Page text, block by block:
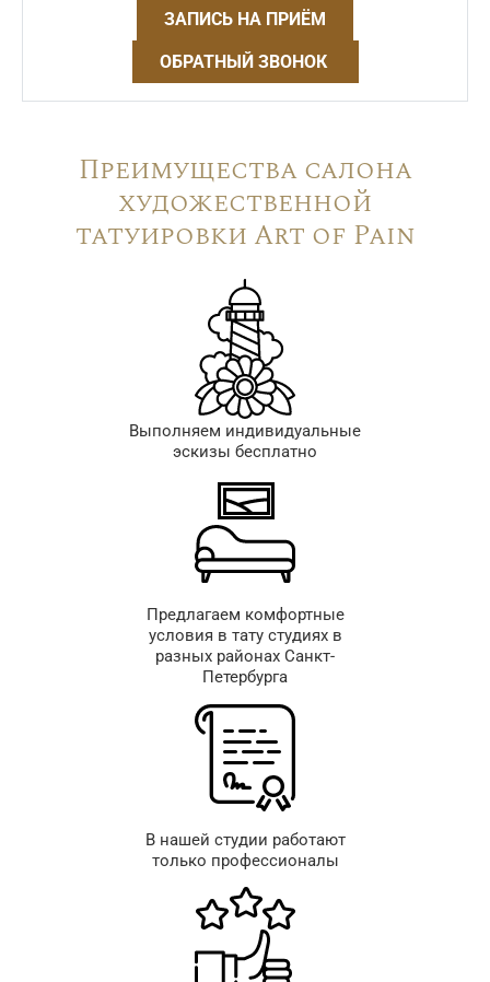
ЗАПИСЬ НА ПРИЁМ
ОБРАТНЫЙ ЗВОНОК
Преимущества салона
художественной
татуировки Art of Pain
Выполняем индивидуальные
эскизы бесплатно
Предлагаем комфортные
условия в тату студиях в
разных районах Санкт-
Петербурга
В нашей студии работают
только профессионалы